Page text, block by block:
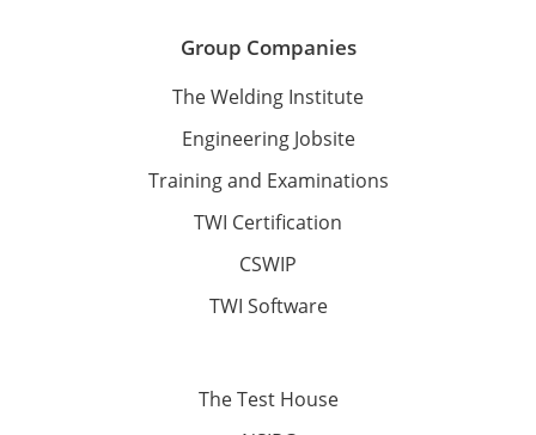
Group Companies
The Welding Institute
Engineering Jobsite
Training and Examinations
TWI Certification
CSWIP
TWI Software
The Test House